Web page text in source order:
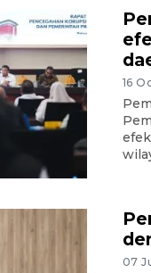
16
07